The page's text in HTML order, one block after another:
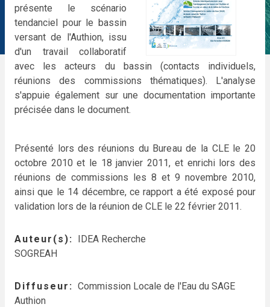
présente le scénario
tendanciel pour le bassin
versant de l'Authion, issu
d'un travail collaboratif
avec les acteurs du bassin (contacts individuels,
réunions des commissions thématiques). L'analyse
s'appuie également sur une documentation importante
précisée dans le document.
Présenté lors des réunions du Bureau de la CLE le 20
octobre 2010 et le 18 janvier 2011, et enrichi lors des
réunions de commissions les 8 et 9 novembre 2010,
ainsi que le 14 décembre, ce rapport a été exposé pour
validation lors de la réunion de CLE le 22 février 2011.
Auteur(s)
IDEA Recherche
SOGREAH
Diffuseur
Commission Locale de l'Eau du SAGE
Authion